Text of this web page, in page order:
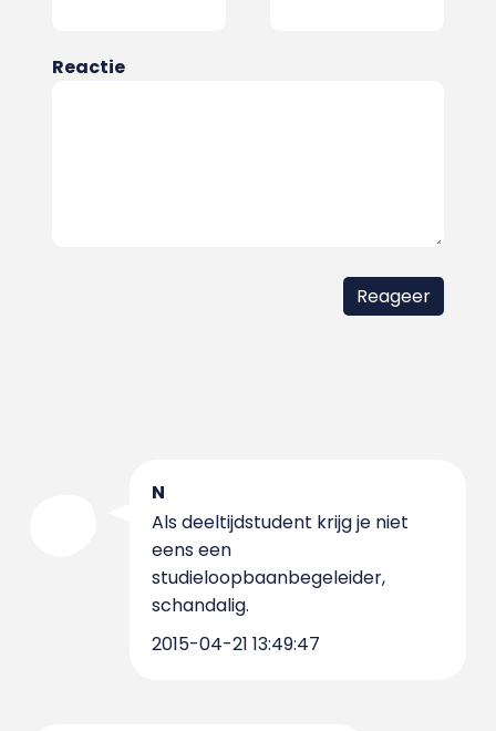
Reactie
N
Als deeltijdstudent krijg je niet
eens een
studieloopbaanbegeleider,
schandalig.
2015-04-21 13:49:47